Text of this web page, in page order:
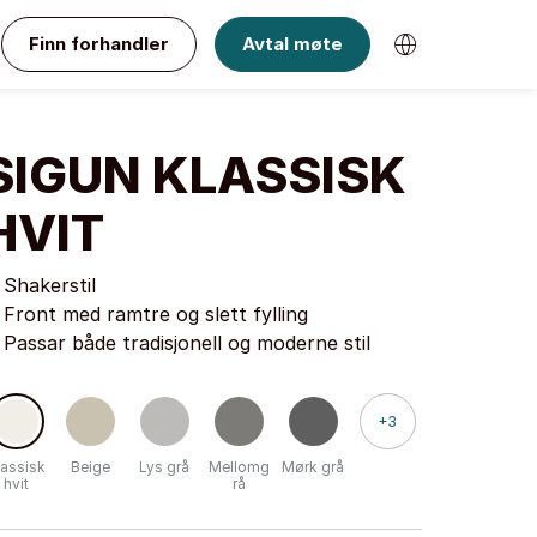
Finn forhandler Avtal møte
KLASSISK
Shakerstil
Front med ramtre og slett fylling
Passar både tradisjonell og moderne stil
hvit
Beige Lys grå
Mellomg
rå
Mørk grå
+3